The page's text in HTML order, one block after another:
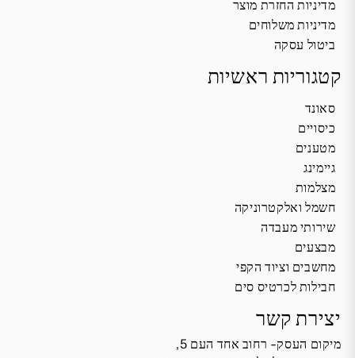
מדיניות החזרת מוצר
מדיניות משלוחים
ביטול עסקה
קטגוריות ראשיות
סאונד
כיסויים
מטענים
גיימינג
מצלמות
חשמל ואלקטרוניקה
שירותי מעבדה
מבצעים
מחשבים וציוד הקפי
חבילות לכרטיס סים
יצירת קשר
מיקום העסק- רחוב אחד העם 5,